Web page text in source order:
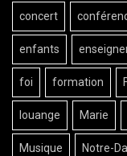
concert
enfants
foi formation
louange Marie
Musique Notre-